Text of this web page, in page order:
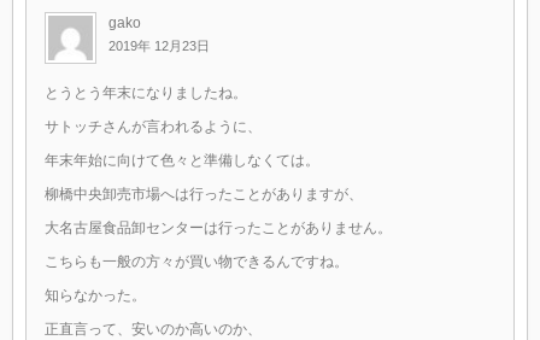
gako
2019年 12月23日
とうとう年末になりましたね。
サトッチさんが言われるように、
年末年始に向けて色々と準備しなくては。
柳橋中央卸売市場へは行ったことがありますが、
大名古屋食品卸センターは行ったことがありません。
こちらも一般の方々が買い物できるんですね。
知らなかった。
正直言って、安いのか高いのか、